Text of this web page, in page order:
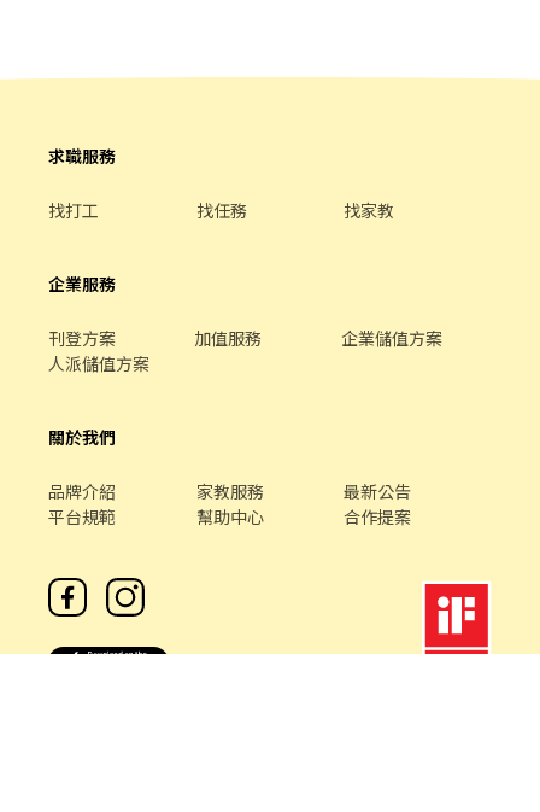
求職服務
找打工 找任務 找家教
企業服務
刊登方案 加值服務
企業儲值方案
人派儲值方案
關於我們
品牌介紹 家教服務
最新公告
平台規範
幫助中心 合作提案